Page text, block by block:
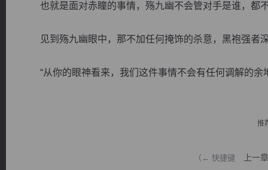
也就是面对赤瞳的事情，殇九幽不会管对手是谁，都
见到殇九幽眼中，那不加任何掩饰的杀意，黑袍强者
“从你的眼神看来，我们这件事情不会有任何调解的余
推
（← 快捷键 上一章